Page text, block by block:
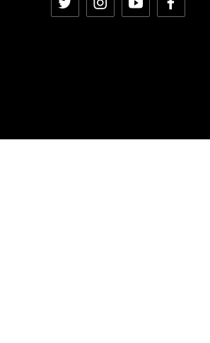
Twitter InstagramYouTubeFacebook